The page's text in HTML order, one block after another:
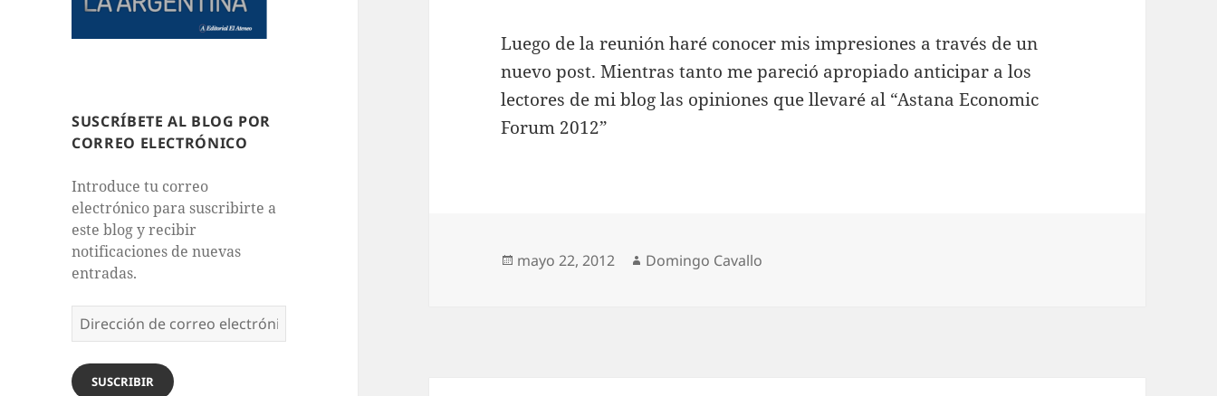
SUSCRÍBETE AL BLOG POR
CORREO ELECTRÓNICO
Introduce tu correo
electrónico para suscribirte a
este blog y recibir
notificaciones de nuevas
entradas.
Dirección
de
correo
electrónico
SUSCRIBIR
Luego de la reunión haré conocer mis impresiones a través de un
nuevo post. Mientras tanto me pareció apropiado anticipar a los
lectores de mi blog las opiniones que llevaré al “Astana Economic
Forum 2012”
Publicado
mayo 22, 2012 Autor
Domingo Cavallo